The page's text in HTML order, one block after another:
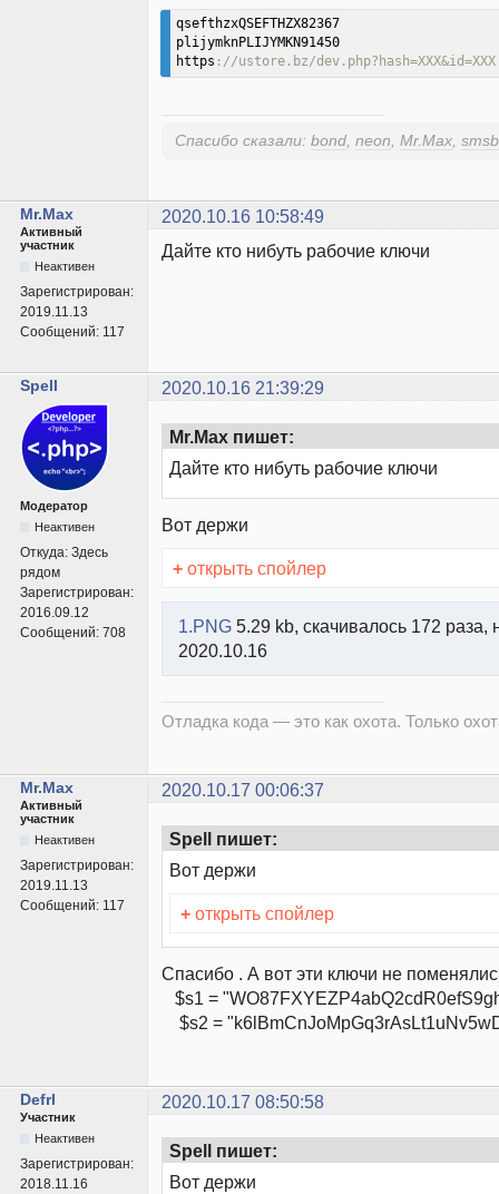
qsefthzxQSEFTHZX82367
plijymknPLIJYMKN91450
https ://ustore.bz/dev.php?hash=XXX&id=XXX
Спасибо сказали: bond, neon, Mr.Max,
Mr.Max 2020.10.16 10:58:49
Активный
участник
Неактивен
Зарегистрирован:
2019.11.13
Сообщений: 117
Дайте кто нибуть рабочие ключи
Spell 2020.10.16 21:39:29
Модератор
Неактивен
Откуда: Здесь
рядом
Зарегистрирован:
2016.09.12
Сообщений: 708
Mr.Max пишет:
Дайте кто нибуть рабочие ключи
Вот держи
+ открыть спойлер
1.PNG 5.29 kb, скачивалось 172 раза,
2020.10.16
Отладка кода — это как охота. Только
Mr.Max 2020.10.17 00:06:37
Активный
участник
Неактивен
Зарегистрирован:
2019.11.13
Сообщений: 117
Spell пишет:
Вот держи
+ открыть спойлер
Спасибо . А вот эти ключи не
$s1 =
$s2 =
Defrl 2020.10.17 08:50:58
Участник
Неактивен
Зарегистрирован:
2018.11.16
Spell пишет:
Вот держи